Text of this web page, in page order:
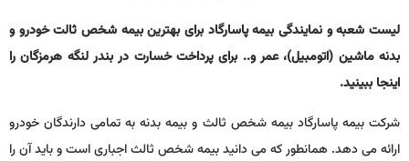
لیست شعبه و نمایندگی بیمه پاسارگاد برای بهترین بیمه شخص ثالت خودرو و
بدنه ماشین (اتومبیل)، عمر و.. برای پرداخت خسارت در بندر لنگه هرمزگان را
اینجا ببینید.
شرکت بیمه پاسارگاد بیمه شخص ثالث و بیمه بدنه به تمامی دارندگان خودرو
ارائه می دهد. همانطور که می دانید بیمه شخص ثالث اجباری است و باید آن را